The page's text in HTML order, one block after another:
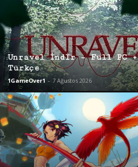
Unravel İndir – Full PC +
Türkçe
1GameOver1 - 7 Ağustos 2026